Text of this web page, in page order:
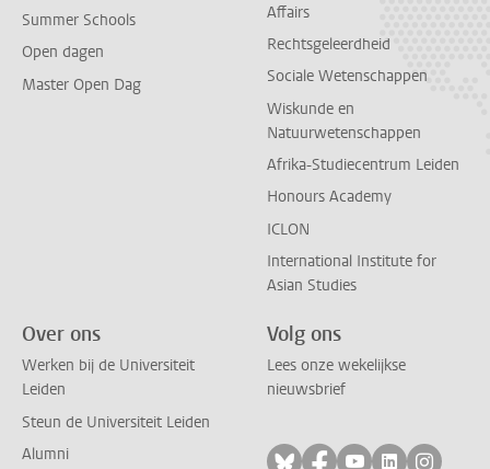
Summer Schools
Open dagen
Master Open Dag
Affairs
Rechtsgeleerdheid
Sociale Wetenschappen
Wiskunde en
Natuurwetenschappen
Afrika-Studiecentrum Leiden
Honours Academy
ICLON
International Institute for
Asian Studies
Over ons
Werken bij de Universiteit
Leiden
Steun de Universiteit Leiden
Alumni
Volg ons
Lees onze wekelijkse
nieuwsbrief
Volg ons op bluesky
Volg ons op
Volg ons op
Volg ons
Volg